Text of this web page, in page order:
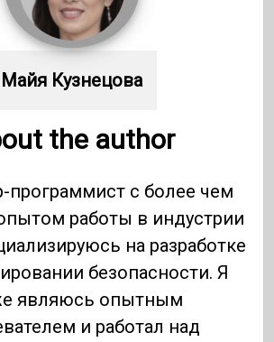
Майя Кузнецова
the author
программист с более чем
работы в индустрии
на разработке
безопасности. Я
являюсь опытным
и работал над